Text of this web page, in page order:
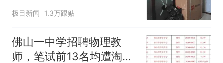
子傻眼
极目新闻 1.3万跟贴
佛山一中学招聘物理教
师，笔试前13名均遭淘